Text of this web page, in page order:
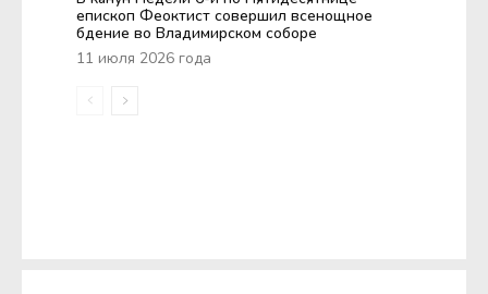
епископ Феоктист совершил всенощное
бдение во Владимирском соборе
11 июля 2026 года